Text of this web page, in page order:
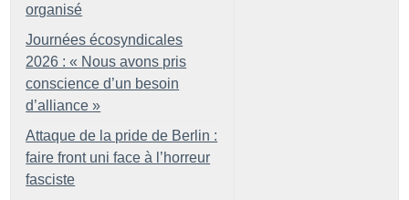
organisé
Journées écosyndicales
2026 : « Nous avons pris
conscience d’un besoin
d’alliance »
Attaque de la pride de Berlin :
faire front uni face à l’horreur
fasciste